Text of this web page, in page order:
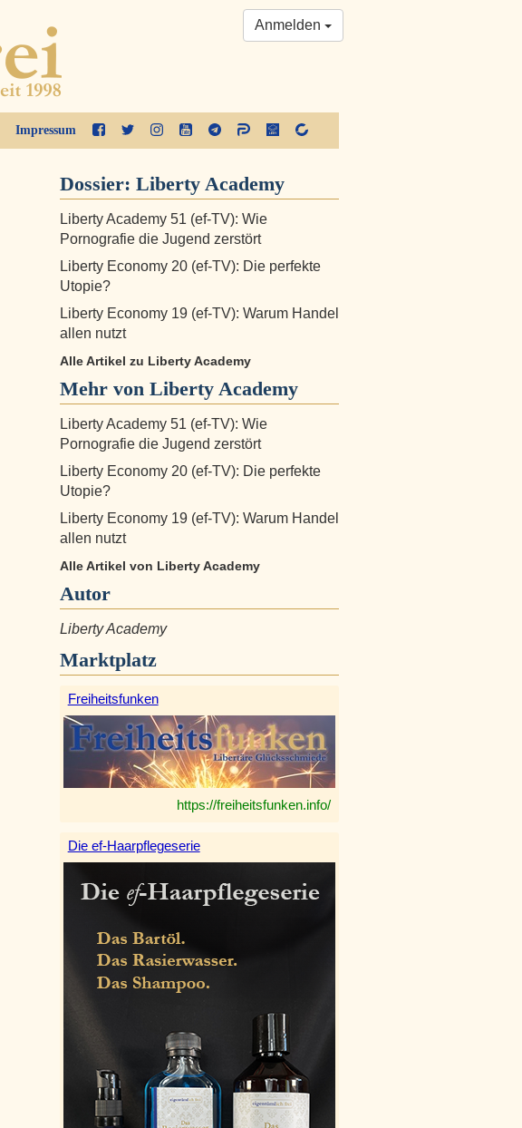
Impressum
Anmelden
Dossier: Liberty Academy
Liberty Academy 51 (ef-TV): Wie
Pornografie die Jugend zerstört
Liberty Economy 20 (ef-TV): Die perfekte
Utopie?
Liberty Economy 19 (ef-TV): Warum Handel
allen nutzt
Alle Artikel zu Liberty Academy
Mehr von Liberty Academy
Liberty Academy 51 (ef-TV): Wie
Pornografie die Jugend zerstört
Liberty Economy 20 (ef-TV): Die perfekte
Utopie?
Liberty Economy 19 (ef-TV): Warum Handel
allen nutzt
Alle Artikel von Liberty Academy
Autor
Liberty Academy
Marktplatz
Freiheitsfunken
https://freiheitsfunken.info/
Die ef-Haarpflegeserie